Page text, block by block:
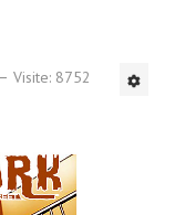
Visite: 8752